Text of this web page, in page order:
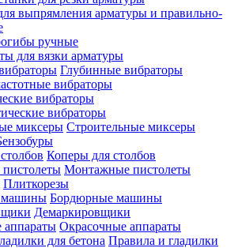
выпрямления арматуры и правильно-
ручные
для вязки арматуры
Глубинные вибраторы
вибраторы
вибраторы
вибраторы
Строительные миксеры
Коперы для столбов
Монтажные пистолеты
Плиткорезы
Бордюрные машины
Демаркировщики
Окрасочные аппараты
Правила и гладилки